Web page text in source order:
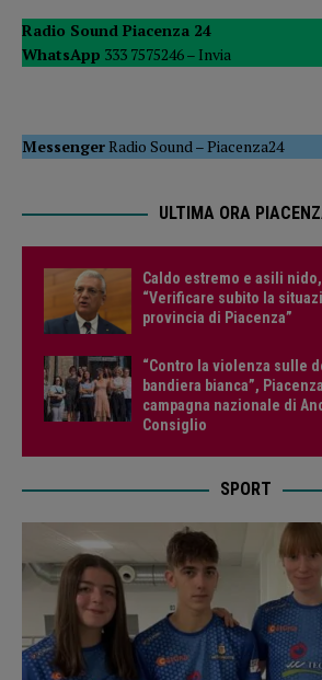
Radio Sound Piacenza 24
WhatsApp 333 7575246 – Invia
MessengerRadio Sound –Piacenza24
ULTIMA ORA
Caldo estremo e asili
“Verificare subito la
provincia di Piacenza”
“Contro la violenza sulle
bandiera bianca”,
campagna nazionale di
Consiglio
SPORT